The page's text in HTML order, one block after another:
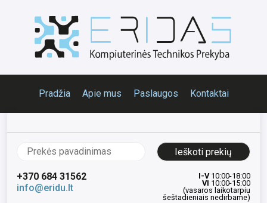
Pradžia Apie mus Paslaugos Kontaktai
Ieškoti:
+370 684 31562
info@eridu.lt
I-V10:00-18:00
VI 10:00-15:00
(vasaros laikotarpiu
šeštadieniais nedirbame)